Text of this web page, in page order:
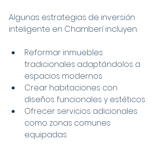
Algunas estrategias de inversión
inteligente en Chamberí incluyen:
Reformar inmuebles
tradicionales adaptándolos a
espacios modernos
Crear habitaciones con
diseños funcionales y estéticos
Ofrecer servicios adicionales
como zonas comunes
equipadas